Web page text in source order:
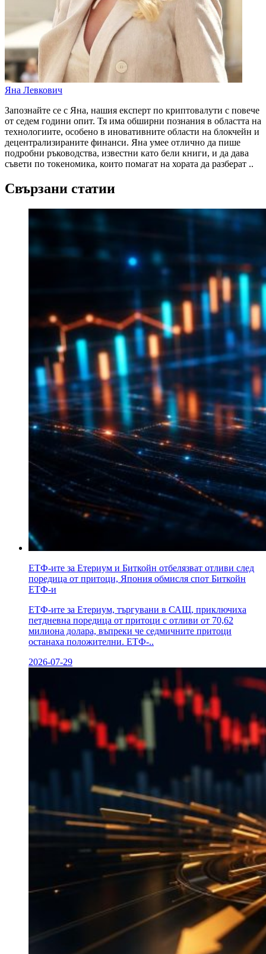
Яна Левкович
Запознайте се с Яна, нашия експерт по криптовалути с повече
от седем години опит. Тя има обширни познания в областта на
технологиите, особено в иновативните области на блокчейн и
децентрализираните финанси. Яна умее отлично да пише
подробни ръководства, известни като бели книги, и да дава
съвети по токеномика, които помагат на хората да разберат ..
Свързани статии
ЕТФ-ите за Етериум и Биткойн отбелязват отливи след
поредица от притоци, Япония обмисля спот Биткойн
ЕТФ-и
ЕТФ-ите за Етериум, търгувани в САЩ, приключиха
петдневна поредица от притоци с отливи от 70,62
милиона долара, въпреки че седмичните притоци
останаха положителни. ЕТФ-..
2026-07-29